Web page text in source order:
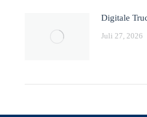
Digitale
Juli 27, 2026